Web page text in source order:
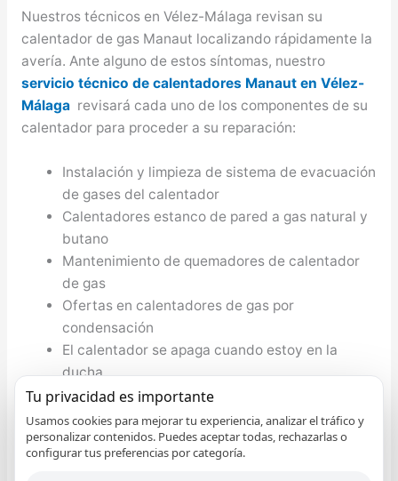
Nuestros técnicos en Vélez-Málaga revisan su
calentador de gas Manaut localizando rápidamente la
avería. Ante alguno de estos síntomas, nuestro
servicio técnico de calentadores Manaut en Vélez-
Málaga revisará cada uno de los componentes de su
calentador para proceder a su reparación:
Instalación y limpieza de sistema de evacuación
de gases del calentador
Calentadores estanco de pared a gas natural y
butano
Mantenimiento de quemadores de calentador
de gas
Ofertas en calentadores de gas por
condensación
El calentador se apaga cuando estoy en la
ducha
Avería en bomba de combustión del calentado
Instalación de calentadores con display digital
programables
Revisión obligatoria autorizada de calentadores
Tu privacidad es importante
Usamos cookies para mejorar tu experiencia, analizar el tráfico y
personalizar contenidos. Puedes aceptar todas, rechazarlas o
configurar tus preferencias por categoría.